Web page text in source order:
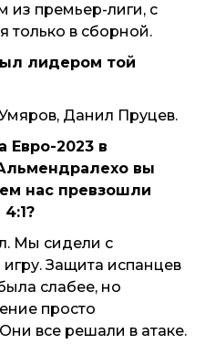
из премьер-лиги, с
только в сборной.
лидером той
Данил Пруцев.
Евро-2023 в
вы
нас превзошли
Мы сидели с
Защита испанцев
слабее, но
просто
все решали в атаке.